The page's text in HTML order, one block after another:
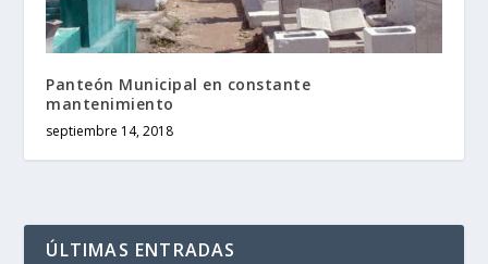
Panteón Municipal en constante
mantenimiento
septiembre 14, 2018
ÚLTIMAS ENTRADAS